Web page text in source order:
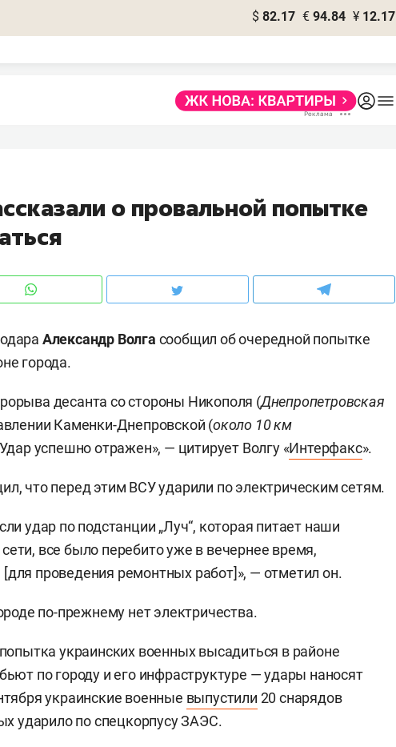
$ 82.17 € 94.84 ¥ 12.17
о провальной попытке
Александр Волга сообщил об очередной попытке
города.
десанта со стороны Никополя (Днепропетровская
Каменки-Днепровской (около 10 км
успешно отражен», — цитирует Волгу «Интерфакс».
что перед этим ВСУ ударили по электрическим сетям.
удар по подстанции „Луч“, которая питает наши
все было перебито уже в вечернее время,
проведения ремонтных работ]», — отметил он.
по-прежнему нет электричества.
украинских военных высадиться в районе
по городу и его инфраструктуре — удары наносят
украинские военные выпустили 20 снарядов
ударило по спецкорпусу ЗАЭС.